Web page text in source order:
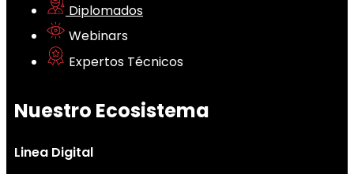
Diplomados
Webinars
Expertos Técnicos
Nuestro Ecosistema
Linea Digital